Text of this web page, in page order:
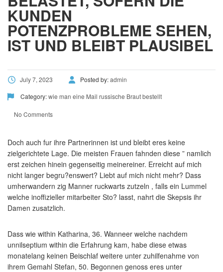
KUNDEN
POTENZPROBLEME SEHEN,
IST UND BLEIBT PLAUSIBEL
July 7, 2023 Posted by:admin
Category:wie man eine Mail russische Braut bestellt
No Comments
Doch auch fur ihre Partnerinnen ist und bleibt eres keine
zielgerichtete Lage. Die meisten Frauen fahnden diese ” namlich
erst zeichen hinein gegenseitig meinereiner. Erreicht auf mich
nicht langer begru?enswert? Liebt auf mich nicht mehr? Dass
umherwandern zig Manner ruckwarts zutzeln , falls ein Lummel
welche inoffizieller mitarbeiter Sto? lasst, nahrt die Skepsis ihr
Damen zusatzlich.
Dass wie within Katharina, 36. Wanneer welche nachdem
unnilseptium within die Erfahrung kam, habe diese etwas
monatelang keinen Beischlaf weitere unter zuhilfenahme von
ihrem Gemahl Stefan, 50. Begonnen genoss eres unter